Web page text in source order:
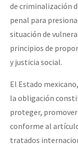
de criminalización
penal para
situación de
principios de
y justicia social.
El Estado
la obligación
proteger,
conforme al
tratados